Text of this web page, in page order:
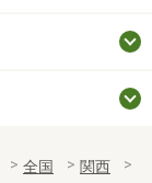
全国
関西